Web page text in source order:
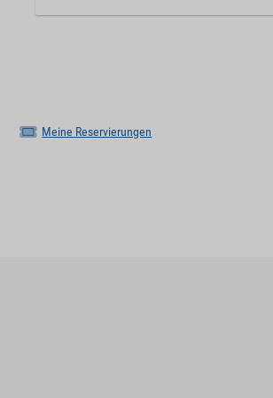
Meine Reservierungen